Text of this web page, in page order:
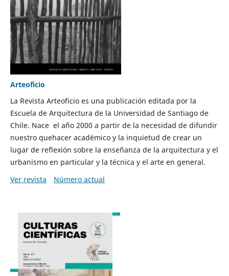
Arteoficio
La Revista Arteoficio es una publicación editada por la
Escuela de Arquitectura de la Universidad de Santiago de
Chile. Nace el año 2000 a partir de la necesidad de difundir
nuestro quehacer académico y la inquietud de crear un
lugar de reflexión sobre la enseñanza de la arquitectura y el
urbanismo en particular y la técnica y el arte en general.
Ver revista
Número actual